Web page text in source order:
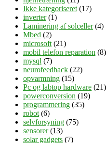
Ikke kategoriseret (17)
inverter(1)
Laminering af solceller(4)
Mbed (2)
microsoft (21)
mobil telefon reparation (8)
mysql (7)
neurofeedback (22)
opvarmning (15)
Pc og labtop hardware (21)
powerconversion (19)
programmering (35)
robot (6)
selvforsyning (75)
sensorer(13)
solar gadgets (7)